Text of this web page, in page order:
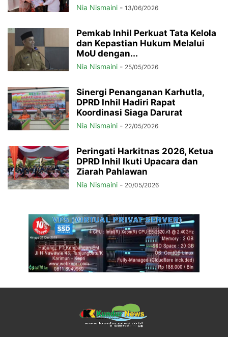
Nia Nismaini - 13/06/2026
Pemkab Inhil Perkuat Tata Kelola
dan Kepastian Hukum Melalui
MoU dengan...
Nia Nismaini - 25/05/2026
Sinergi Penanganan Karhutla,
DPRD Inhil Hadiri Rapat
Koordinasi Siaga Darurat
Nia Nismaini - 22/05/2026
Peringati Harkitnas 2026, Ketua
DPRD Inhil Ikuti Upacara dan
Ziarah Pahlawan
Nia Nismaini - 20/05/2026